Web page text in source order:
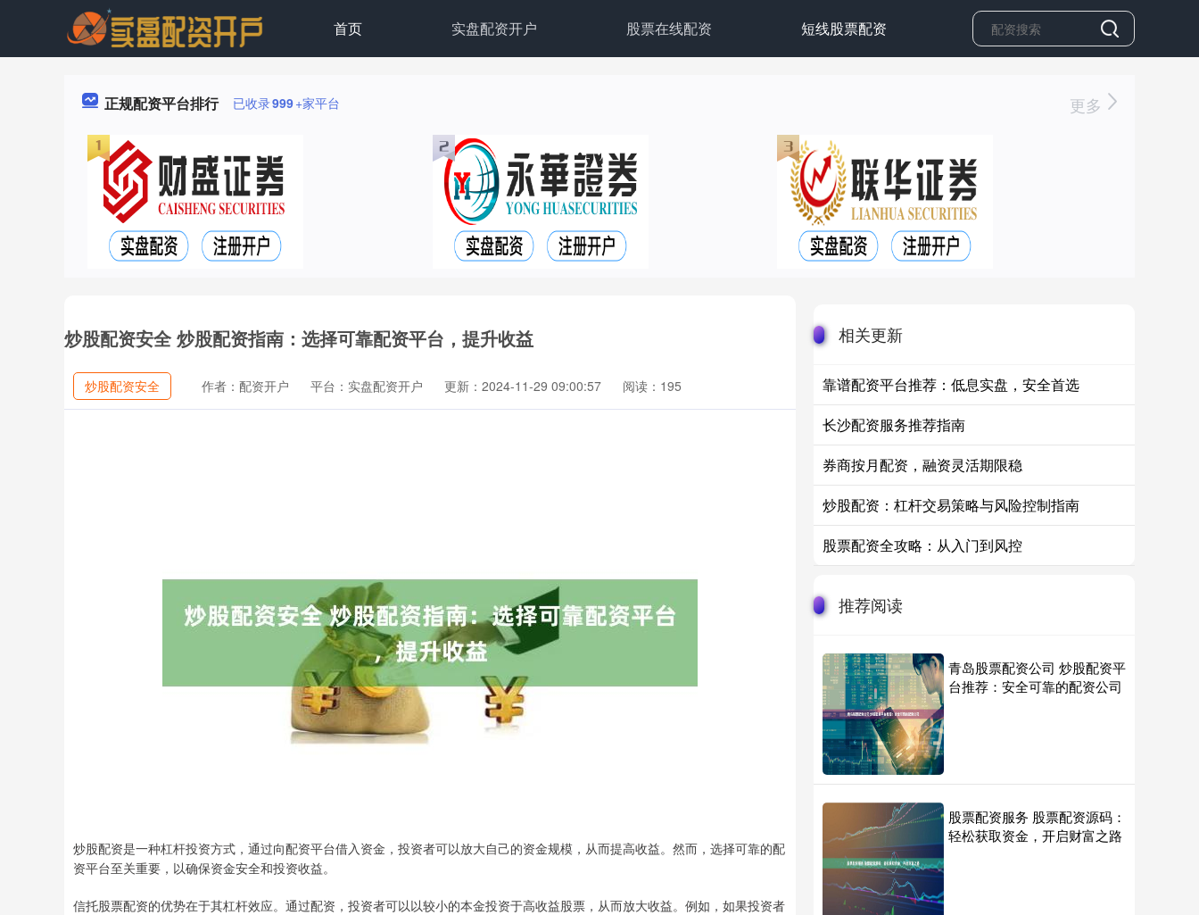
首页 实盘配资开户 股票在线配资 短线股票配资
正规配资平台排行 已收录999+家平台 更多
炒股配资安全 炒股配资指南：选择可靠配资平台，提升收益
炒股配资安全 作者：配资开户 平台：实盘配资开户 更新：2024-11-29 09:00:57 阅读：195
炒股配资是一种杠杆投资方式，通过向配资平台借入资金，投资者可以放大自己的资金规模，从而提高收益。然而，选择可靠的配
资平台至关重要，以确保资金安全和投资收益。
信托股票配资的优势在于其杠杆效应。通过配资，投资者可以以较小的本金投资于高收益股票，从而放大收益。例如，如果投资者
相关更新
靠谱配资平台推荐：低息实盘，安全首选
长沙配资服务推荐指南
券商按月配资，融资灵活期限稳
炒股配资：杠杆交易策略与风险控制指南
股票配资全攻略：从入门到风控
推荐阅读
青岛股票配资公司 炒股配资平
台推荐：安全可靠的配资公司
股票配资服务 股票配资源码：
轻松获取资金，开启财富之路